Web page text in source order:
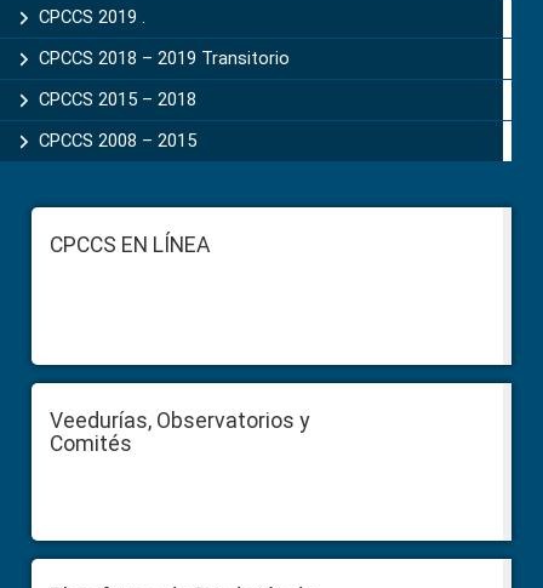
CPCCS 2019 .
CPCCS 2018 – 2019 Transitorio
CPCCS 2015 – 2018
CPCCS 2008 – 2015
FooterCPCCS EN LÍNEA
Veedurías, Observatorios y
Comités